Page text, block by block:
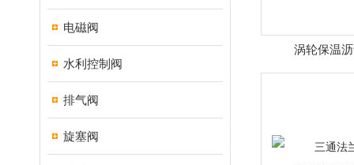
电磁阀
水利控制阀
排气阀
旋塞阀
涡轮保温
BX343W（